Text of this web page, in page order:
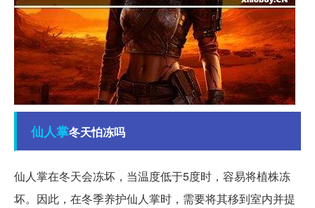
仙人掌冬天怕冻吗
仙人掌在冬天会冻坏，当温度低于5度时，容易将植株冻
坏。因此，在冬季养护仙人掌时，需要将其移到室内并提